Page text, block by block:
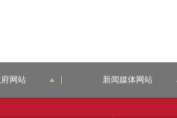
网站 新闻媒体网站